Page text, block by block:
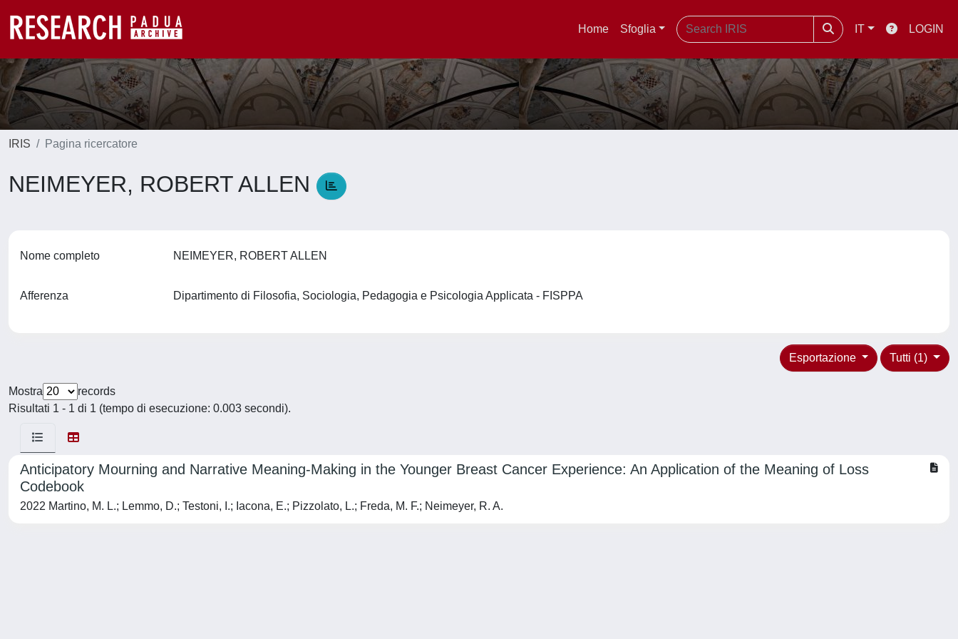
Home Sfoglia IT LOGIN
IRIS Pagina ricercatore
NEIMEYER, ROBERT ALLEN
Nome completo NEIMEYER, ROBERT ALLEN
Afferenza Dipartimento di Filosofia, Sociologia, Pedagogia e Psicologia Applicata - FISPPA
Tutti (1)
Esportazione
Mostra
records
Risultati 1 - 1 di 1 (tempo di esecuzione: 0.003 secondi).
Anticipatory Mourning and Narrative Meaning-Making in the Younger Breast Cancer Experience: An Application of the Meaning of Loss
Codebook
2022 Martino, M. L.; Lemmo, D.; Testoni, I.; Iacona, E.; Pizzolato, L.; Freda, M. F.; Neimeyer, R. A.